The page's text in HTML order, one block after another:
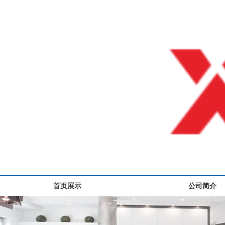
首页展示 公司简介